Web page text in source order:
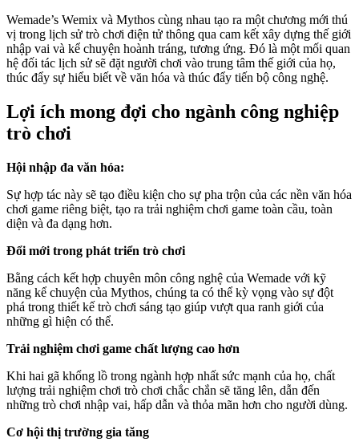
Wemade’s Wemix và Mythos cùng nhau tạo ra một chương mới thú
vị trong lịch sử trò chơi điện tử thông qua cam kết xây dựng thế giới
nhập vai và kể chuyện hoành tráng, tương ứng. Đó là một mối quan
hệ đối tác lịch sử sẽ đặt người chơi vào trung tâm thế giới của họ,
thúc đẩy sự hiểu biết về văn hóa và thúc đẩy tiến bộ công nghệ.
Lợi ích mong đợi cho ngành công nghiệp
trò chơi
Hội nhập đa văn hóa:
Sự hợp tác này sẽ tạo điều kiện cho sự pha trộn của các nền văn hóa
chơi game riêng biệt, tạo ra trải nghiệm chơi game toàn cầu, toàn
diện và đa dạng hơn.
Đổi mới trong phát triển trò chơi
Bằng cách kết hợp chuyên môn công nghệ của Wemade với kỹ
năng kể chuyện của Mythos, chúng ta có thể kỳ vọng vào sự đột
phá trong thiết kế trò chơi sáng tạo giúp vượt qua ranh giới của
những gì hiện có thể.
Trải nghiệm chơi game chất lượng cao hơn
Khi hai gã khổng lồ trong ngành hợp nhất sức mạnh của họ, chất
lượng trải nghiệm chơi trò chơi chắc chắn sẽ tăng lên, dẫn đến
những trò chơi nhập vai, hấp dẫn và thỏa mãn hơn cho người dùng.
Cơ hội thị trường gia tăng